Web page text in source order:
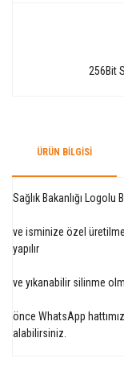
256Bit
ÜRÜN BILGISI
Sağlık Bakanlığı Logolu
ve isminize özel
yapılır
ve yıkanabilir silinme
önce WhatsApp
alabilirsiniz.